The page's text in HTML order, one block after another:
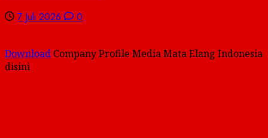
7 Juli 2026 0
Download Company Profile Media Mata Elang Indonesia
disini